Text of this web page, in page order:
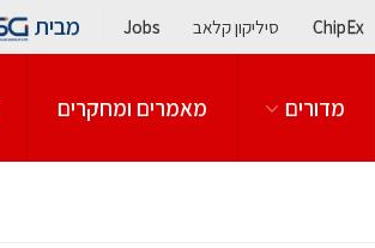
ChipEx סיליקון קלאב Jobs מבית
מדורים מאמרים ומחקרים